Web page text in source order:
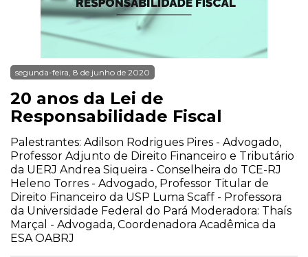
segunda-feira, 8 de junho de 2020
20 anos da Lei de
Responsabilidade Fiscal
Palestrantes: Adilson Rodrigues Pires - Advogado,
Professor Adjunto de Direito Financeiro e Tributário
da UERJ Andrea Siqueira - Conselheira do TCE-RJ
Heleno Torres - Advogado, Professor Titular de
Direito Financeiro da USP Luma Scaff - Professora
da Universidade Federal do Pará Moderadora: Thaís
Marçal - Advogada, Coordenadora Acadêmica da
ESA OABRJ